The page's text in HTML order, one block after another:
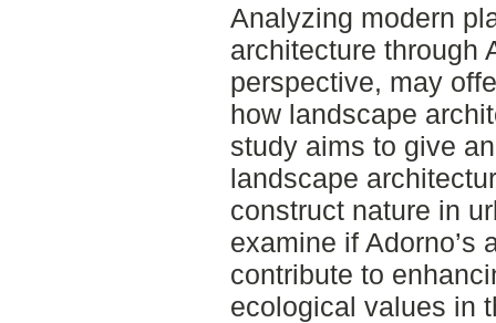
Analyzing modern
architecture through
perspective, may
how landscape
study aims to give
landscape
construct nature in
examine if Adorno’s
contribute to
ecological values in